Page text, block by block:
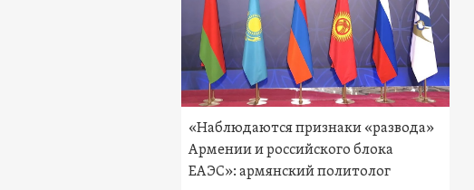
«Наблюдаются признаки «развода»
Армении и российского блока
ЕАЭС»: армянский политолог